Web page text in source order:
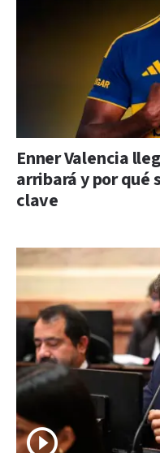
Enner Valencia
arribará y por qué
clave